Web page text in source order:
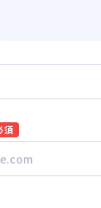
須